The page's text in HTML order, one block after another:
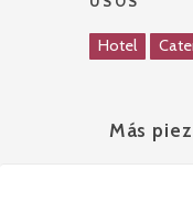
Hotel
Más